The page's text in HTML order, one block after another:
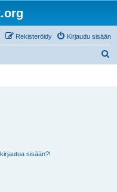
Kirjaudu sisään
Rekisteröidy
sisään?!